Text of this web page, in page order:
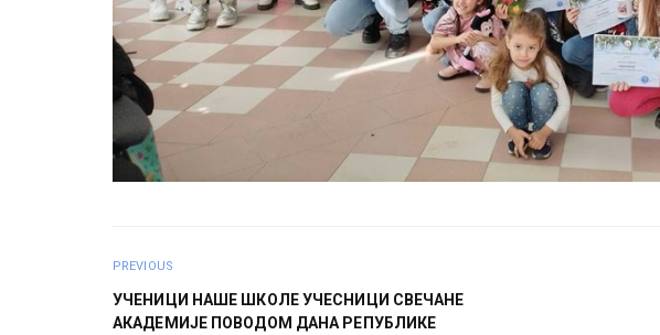
PREVIOUS
УЧЕНИЦИ НАШЕ ШКОЛЕ УЧЕСНИЦИ СВЕЧАНЕ
АКАДЕМИЈЕ ПОВОДОМ ДАНА РЕПУБЛИКЕ